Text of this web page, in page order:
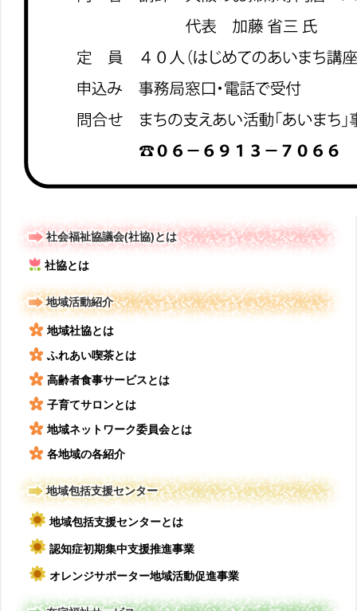
社会福祉協議会(社協)とは
社協とは
地域活動紹介
地域社協とは
ふれあい喫茶とは
高齢者食事サービスとは
子育てサロンとは
地域ネットワーク委員会とは
各地域の各紹介
地域包括支援センター
地域包括支援センターとは
認知症初期集中支援推進事業
オレンジサポーター地域活動促進事業